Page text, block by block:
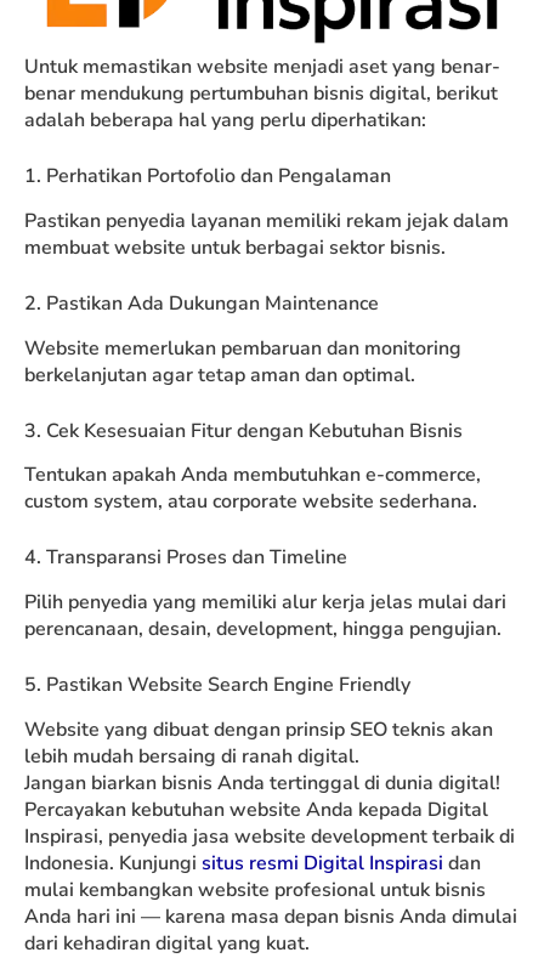
Untuk memastikan website menjadi aset yang benar-
benar mendukung pertumbuhan bisnis digital, berikut
adalah beberapa hal yang perlu diperhatikan:
1. Perhatikan Portofolio dan Pengalaman
Pastikan penyedia layanan memiliki rekam jejak dalam
membuat website untuk berbagai sektor bisnis.
2. Pastikan Ada Dukungan Maintenance
Website memerlukan pembaruan dan monitoring
berkelanjutan agar tetap aman dan optimal.
3. Cek Kesesuaian Fitur dengan Kebutuhan Bisnis
Tentukan apakah Anda membutuhkan e-commerce,
custom system, atau corporate website sederhana.
4. Transparansi Proses dan Timeline
Pilih penyedia yang memiliki alur kerja jelas mulai dari
perencanaan, desain, development, hingga pengujian.
5. Pastikan Website Search Engine Friendly
Website yang dibuat dengan prinsip SEO teknis akan
lebih mudah bersaing di ranah digital.
Jangan biarkan bisnis Anda tertinggal di dunia digital!
Percayakan kebutuhan website Anda kepada Digital
Inspirasi, penyedia jasa website development terbaik di
Indonesia. Kunjungi situs resmi Digital Inspirasi dan
mulai kembangkan website profesional untuk bisnis
Anda hari ini — karena masa depan bisnis Anda dimulai
dari kehadiran digital yang kuat.